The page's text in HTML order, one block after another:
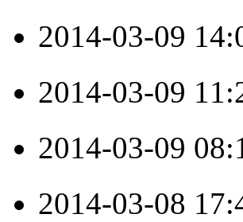
2014-03-09
2014-03-09
2014-03-09
2014-03-08